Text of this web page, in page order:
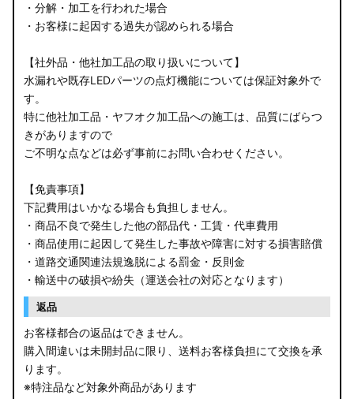
・分解・加工を行われた場合
・お客様に起因する過失が認められる場合
【社外品・他社加工品の取り扱いについて】
水漏れや既存LEDパーツの点灯機能については保証対象外で
す。
特に他社加工品・ヤフオク加工品への施工は、品質にばらつ
きがありますので
ご不明な点などは必ず事前にお問い合わせください。
【免責事項】
下記費用はいかなる場合も負担しません。
・商品不良で発生した他の部品代・工賃・代車費用
・商品使用に起因して発生した事故や障害に対する損害賠償
・道路交通関連法規逸脱による罰金・反則金
・輸送中の破損や紛失（運送会社の対応となります）
返品
お客様都合の返品はできません。
購入間違いは未開封品に限り、送料お客様負担にて交換を承
ります。
※特注品など対象外商品があります